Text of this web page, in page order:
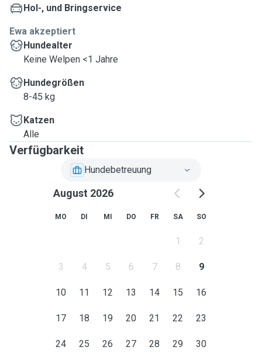
Hol-, und Bringservice
Ewa akzeptiert
Hundealter
Keine Welpen <1 Jahre
Hundegrößen
8-45 kg
Katzen
Alle
Verfügbarkeit
Hundebetreuung
August 2026
MO DI MI DO FR SA SO
1 2
3 4 5 6 7 8 9
10 11 12 13 14 15 16
17 18 19 20 21 22 23
24 25 26 27 28 29 30